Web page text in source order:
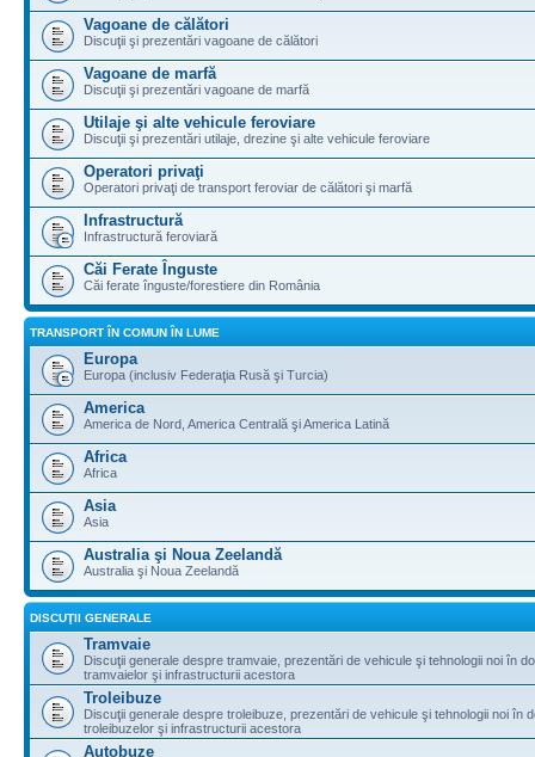
Vagoane de călători
Discuţii şi prezentări vagoane de călători
Vagoane de marfă
Discuţii şi prezentări vagoane de marfă
Utilaje şi alte vehicule feroviare
Discuţii şi prezentări utilaje, drezine şi alte vehicule feroviare
Operatori privaţi
Operatori privaţi de transport feroviar de călători şi marfă
Infrastructură
Infrastructură feroviară
Căi Ferate Înguste
Căi ferate înguste/forestiere din România
TRANSPORT ÎN COMUN ÎN LUME
Europa
Europa (inclusiv Federaţia Rusă şi Turcia)
America
America de Nord, America Centrală şi America Latină
Africa
Africa
Asia
Asia
Australia şi Noua Zeelandă
Australia şi Noua Zeelandă
DISCUŢII GENERALE
Tramvaie
Discuţii generale despre tramvaie, prezentări de vehicule şi tehnologii noi în
tramvaielor şi infrastructurii acestora
Troleibuze
Discuţii generale despre troleibuze, prezentări de vehicule şi tehnologii noi în
troleibuzelor şi infrastructurii acestora
Autobuze